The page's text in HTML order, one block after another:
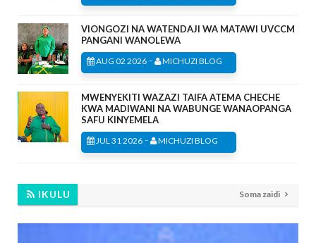
VIONGOZI NA WATENDAJI WA MATAWI UVCCM
PANGANI WANOLEWA
AUG 02 2026 - MICHUZI BLOG
MWENYEKITI WAZAZI TAIFA ATEMA CHECHE
KWA MADIWANI NA WABUNGE WANAOPANGA
SAFU KINYEMELA
JUL 31 2026 - MICHUZI BLOG
IKULU Soma zaidi